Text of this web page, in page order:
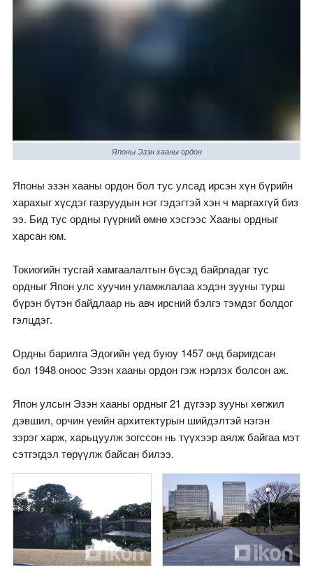
Японы Эзэн хааны ордон
Японы эзэн хааны ордон бол тус улсад ирсэн хүн бүрийн
харахыг хүсдэг газруудын нэг гэдэгтэй хэн ч маргахгүй биз
ээ. Бид тус ордны гүүрний өмнө хэсгээс Хааны ордныг
харсан юм.
Токиогийн тусгай хамгаалалтын бүсэд байрладаг тус
ордныг Япон улс хуучин уламжлалаа хэдэн зууны турш
бүрэн бүтэн байдлаар нь авч ирсний бэлгэ тэмдэг болдог
гэлцдэг.
Ордны барилга Эдогийн үед буюу 1457 онд баригдсан
бол 1948 оноос Эзэн хааны ордон гэж нэрлэх болсон аж.
Япон улсын Эзэн хааны ордныг 21 дүгээр зууны хөгжил
дэвшил, орчин үеийн архитектурын шийдэлтэй нэгэн
зэрэг харж, харьцуулж зогссон нь түүхээр аялж байгаа мэт
сэтгэгдэл төрүүлж байсан билээ.